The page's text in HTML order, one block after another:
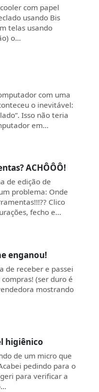
com papel
usando Bis
telas usando
o…
com uma
o inevitável:
Isso não teria
em…
ACHÔÔÔ!
de edição de
problema: Onde
Clico
fecho e…
enganou!
de receber e passei
(ser duro é
mostrando
higiênico
de um micro que
pedindo para o
para verificar a